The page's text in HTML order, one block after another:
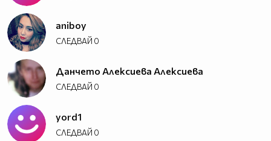
aniboy
СЛЕДВАЙ 0
Дaнчето Aлексиевa Aлексиевa
СЛЕДВАЙ 0
yord1
СЛЕДВАЙ 0